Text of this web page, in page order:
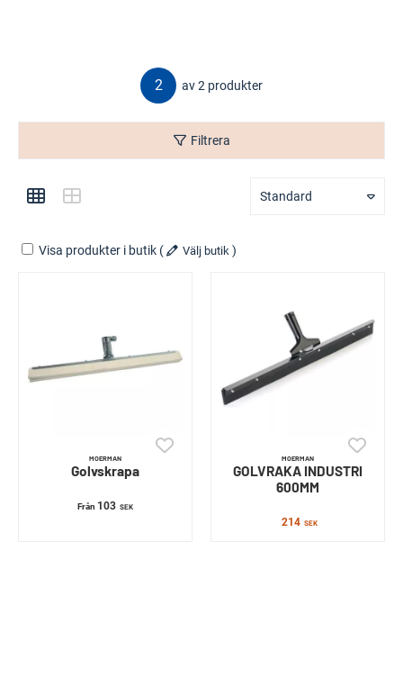
2 av 2 produkter
Filtrera
Standard
Visa produkter i butik ( Välj butik )
MOERMAN
Golvskrapa
Från 103 SEK
MOERMAN
GOLVRAKA INDUSTRI
600MM
214 SEK